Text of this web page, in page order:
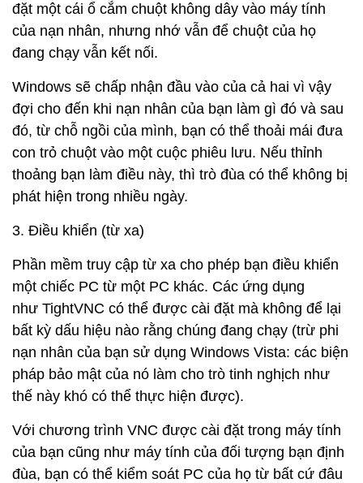
đặt một cái ổ cắm chuột không dây vào máy tính
của nạn nhân, nhưng nhớ vẫn để chuột của họ
đang chạy vẫn kết nối.
Windows sẽ chấp nhận đầu vào của cả hai vì vậy
đợi cho đến khi nạn nhân của bạn làm gì đó và sau
đó, từ chỗ ngồi của mình, bạn có thể thoải mái đưa
con trỏ chuột vào một cuộc phiêu lưu. Nếu thỉnh
thoảng bạn làm điều này, thì trò đùa có thể không bị
phát hiện trong nhiều ngày.
3. Điều khiển (từ xa)
Phần mềm truy cập từ xa cho phép bạn điều khiển
một chiếc PC từ một PC khác. Các ứng dụng
như TightVNC có thể được cài đặt mà không để lại
bất kỳ dấu hiệu nào rằng chúng đang chạy (trừ phi
nạn nhân của bạn sử dụng Windows Vista: các biện
pháp bảo mật của nó làm cho trò tinh nghịch như
thế này khó có thể thực hiện được).
Với chương trình VNC được cài đặt trong máy tính
của bạn cũng như máy tính của đối tượng bạn định
đùa, bạn có thể kiểm soát PC của họ từ bất cứ đâu